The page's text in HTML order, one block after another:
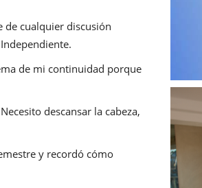
de cualquier discusión
de mi continuidad porque
descansar la cabeza,
y recordó cómo